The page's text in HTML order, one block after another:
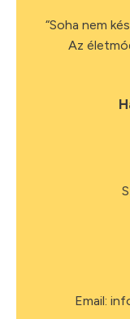
“Soha nem
Az
Email: